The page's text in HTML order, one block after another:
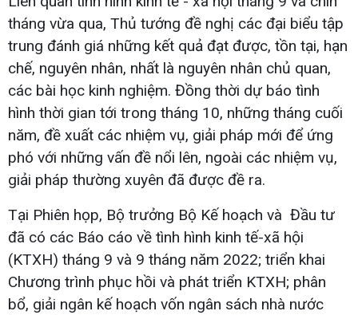
tháng vừa qua, Thủ tướng đề nghị các đại biểu tập
trung đánh giá những kết quả đạt được, tồn tại, hạn
chế, nguyên nhân, nhất là nguyên nhân chủ quan,
các bài học kinh nghiệm. Đồng thời dự báo tình
hình thời gian tới trong tháng 10, những tháng cuối
năm, đề xuất các nhiệm vụ, giải pháp mới để ứng
phó với những vấn đề nổi lên, ngoài các nhiệm vụ,
giải pháp thường xuyên đã được đề ra.
Tại Phiên họp, Bộ trưởng Bộ Kế hoạch và Đầu tư
đã có các Báo cáo về tình hình kinh tế-xã hội
(KTXH) tháng 9 và 9 tháng năm 2022; triển khai
Chương trình phục hồi và phát triển KTXH; phân
bổ, giải ngân kế hoạch vốn ngân sách nhà nước